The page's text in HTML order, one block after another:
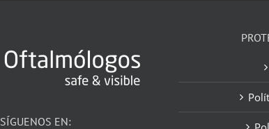
SÍGUENOS EN: